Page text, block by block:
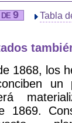
9 Tabla
1868, los
un
1869.